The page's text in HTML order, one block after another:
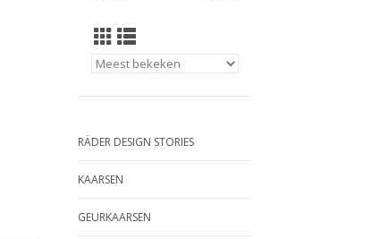
RÄDER DESIGN STORIES
KAARSEN
GEURKAARSEN